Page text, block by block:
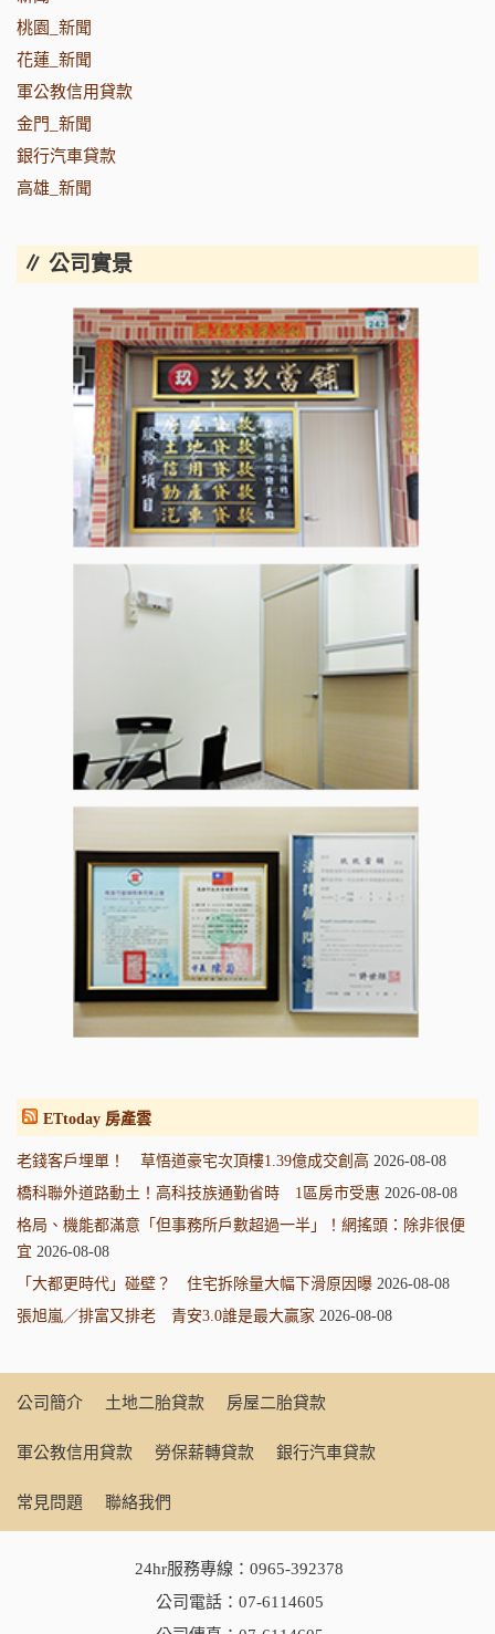
桃園_新聞
花蓮_新聞
軍公教信用貸款
金門_新聞
銀行汽車貸款
高雄_新聞
∥ 公司實景
ETtoday 房產雲
老錢客戶埋單！ 草悟道豪宅次頂樓1.39億成交創高 2026-08-08
橋科聯外道路動土！高科技族通勤省時 1區房市受惠 2026-08-08
格局、機能都滿意「但事務所戶數超過一半」！網搖頭：除非很便
宜 2026-08-08
「大都更時代」碰壁？ 住宅拆除量大幅下滑原因曝 2026-08-08
張旭嵐／排富又排老 青安3.0誰是最大贏家 2026-08-08
公司簡介 土地二胎貸款 房屋二胎貸款
軍公教信用貸款 勞保薪轉貸款 銀行汽車貸款
常見問題 聯絡我們
24hr服務專線： 0965-392378
公司電話： 07-6114605